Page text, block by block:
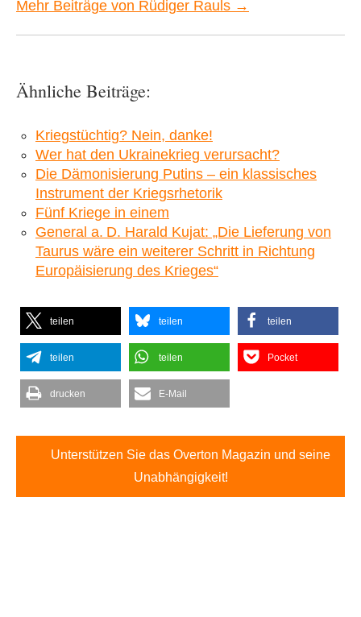
Mehr Beiträge von Rüdiger Rauls →
Ähnliche Beiträge:
Kriegstüchtig? Nein, danke!
Wer hat den Ukrainekrieg verursacht?
Die Dämonisierung Putins – ein klassisches
Instrument der Kriegsrhetorik
Fünf Kriege in einem
General a. D. Harald Kujat: „Die Lieferung von
Taurus wäre ein weiterer Schritt in Richtung
Europäisierung des Krieges“
teilen teilen teilen
teilen teilen Pocket
drucken E-Mail
Unterstützen Sie das Overton Magazin und seine
Unabhängigkeit!